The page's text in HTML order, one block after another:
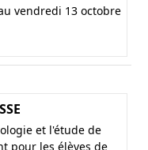
vendredi 13 octobre
et l'étude de
pour les élèves de